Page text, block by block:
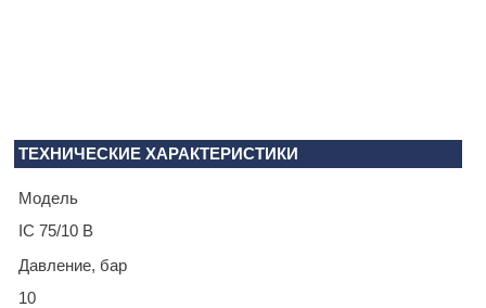
ТЕХНИЧЕСКИЕ ХАРАКТЕРИСТИКИ
Модель
IC 75/10 B
Давление, бар
10